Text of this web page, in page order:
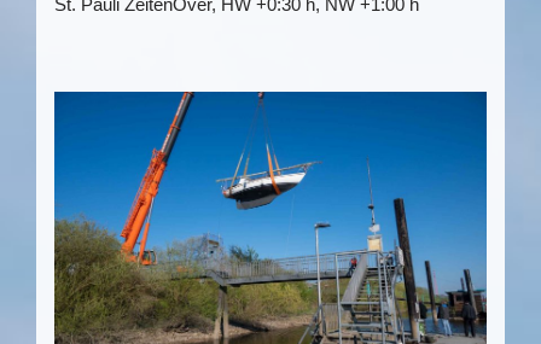
St. Pauli ZeitenOver, HW +0:30 h, NW +1:00 h